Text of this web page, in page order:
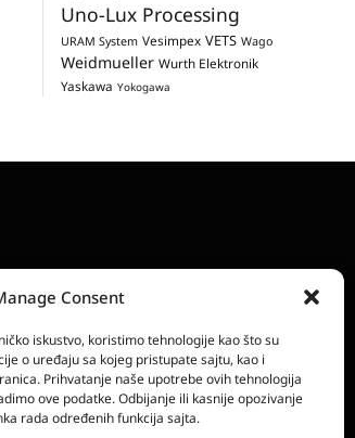
Consent
iskustvo, koristimo tehnologije kao što su
o uređaju sa kojeg pristupate sajtu, kao i
Prihvatanje naše upotrebe ovih tehnologija
ove podatke. Odbijanje ili kasnije opozivanje
rada određenih funkcija sajta.
Uno-Lux Processing
URAM System Vesimpex VETS Wago
Weidmueller Wurth Elektronik
Yaskawa Yokogawa